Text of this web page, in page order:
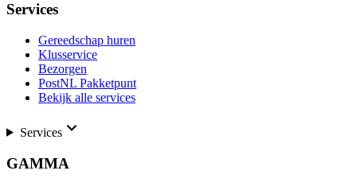
Services
Gereedschap huren
Klusservice
Bezorgen
PostNL Pakketpunt
Bekijk alle services
Services
GAMMA